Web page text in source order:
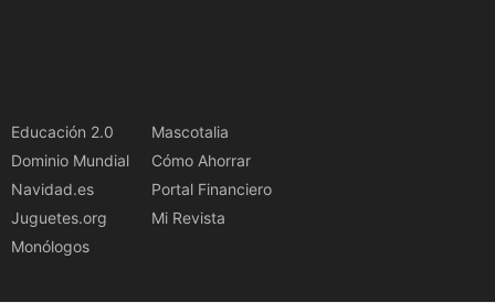
Educación 2.0
Dominio Mundial
Navidad.es
Juguetes.org
Monólogos
Mascotalia
Cómo Ahorrar
Portal Financiero
Mi Revista